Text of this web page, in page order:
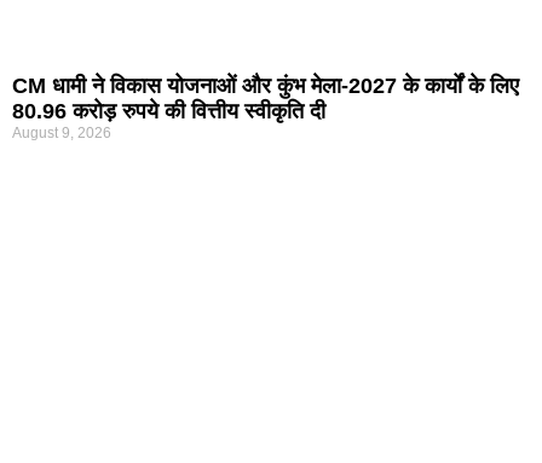
CM धामी ने विकास योजनाओं और कुंभ मेला-2027 के कार्यों के लिए
80.96 करोड़ रुपये की वित्तीय स्वीकृति दी
August 9, 2026